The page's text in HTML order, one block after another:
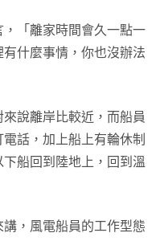
「離家時間會久一點一
什麼事情，你也沒辦法
說離岸比較近，而船員
話，加上船上有輪休制
船回到陸地上，回到溫
，風電船員的工作型態